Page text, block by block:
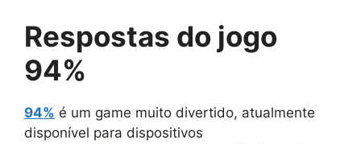
Respostas do jogo
94%
94% é um game muito divertido, atualmente
disponível para dispositivos